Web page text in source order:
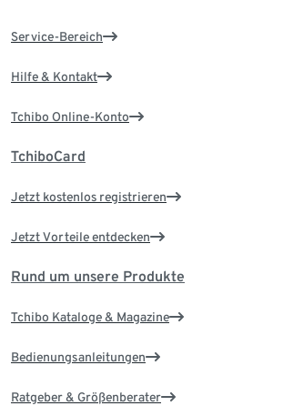
Service-Bereich
Hilfe & Kontakt
Tchibo Online-Konto
TchiboCard
Jetzt kostenlos registrieren
Jetzt Vorteile entdecken
Rund um unsere Produkte
Tchibo Kataloge & Magazine
Bedienungsanleitungen
Ratgeber & Größenberater